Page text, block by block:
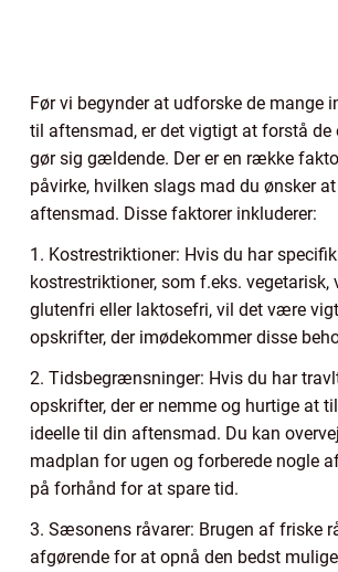
Før vi begynder at udforske de mange
til aftensmad, er det vigtigt at forstå de
gør sig gældende. Der er en række
påvirke, hvilken slags mad du ønsker
aftensmad. Disse faktorer inkluderer:
1. Kostrestriktioner: Hvis du har
kostrestriktioner, som f.eks. vegetarisk,
glutenfri eller laktosefri, vil det være
opskrifter, der imødekommer disse
2. Tidsbegrænsninger: Hvis du har
opskrifter, der er nemme og hurtige at
ideelle til din aftensmad. Du kan
madplan for ugen og forberede nogle
på forhånd for at spare tid.
3. Sæsonens råvarer: Brugen af friske
afgørende for at opnå den bedst